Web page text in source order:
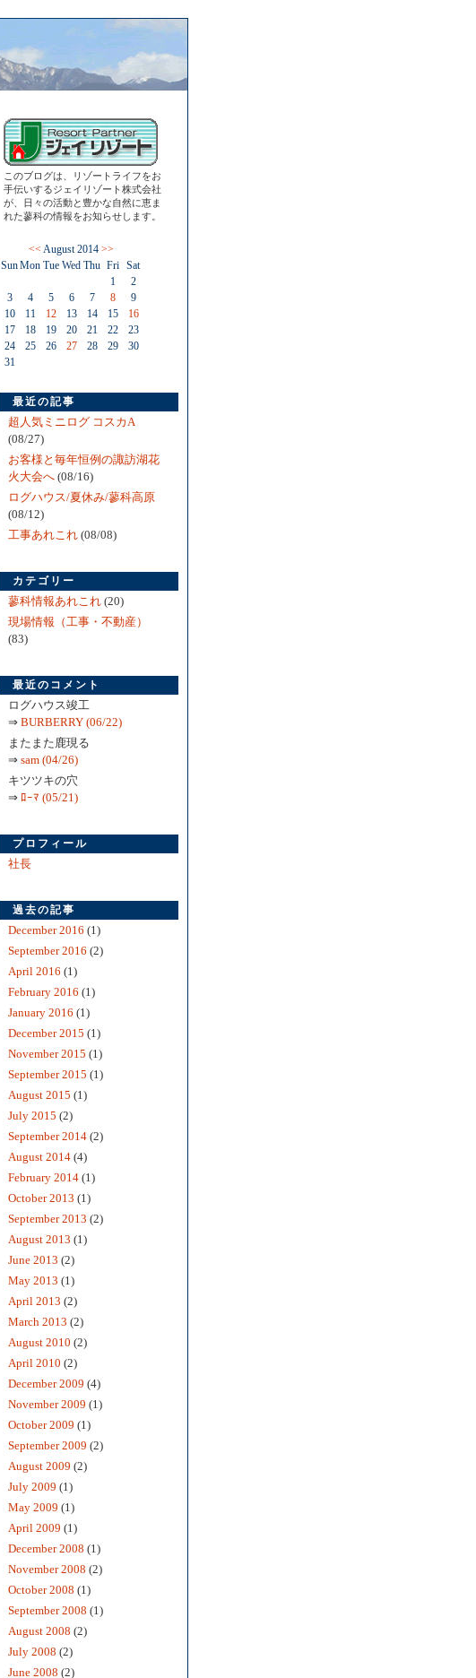
このブログは、リゾートライフをお
手伝いするジェイリゾート株式会社
が、日々の活動と豊かな自然に恵ま
れた蓼科の情報をお知らせします。
<<August 2014 >>
SunMon Tue Wed Thu Fri
Sat
1
2
3
4 5 6 7 8
9
10
11 12 13 14 15
16
17
18 19 20 21 22
23
24
25 26 27 28 29
30
31
最近の記事
超人気ミニログ コスカA
(08/27)
お客様と毎年恒例の諏訪湖花
火大会へ (08/16)
ログハウス/夏休み/蓼科高原
(08/12)
工事あれこれ (08/08)
カテゴリー
蓼科情報あれこれ (20)
現場情報（工事・不動産）
(83)
最近のコメント
ログハウス竣工
⇒ BURBERRY (06/22)
またまた鹿現る
⇒ sam (04/26)
キツツキの穴
⇒ ﾛｰﾏ (05/21)
プロフィール
社長
過去の記事
December 2016 (1)
September 2016 (2)
April 2016 (1)
February 2016 (1)
January 2016 (1)
December 2015 (1)
November 2015 (1)
September 2015 (1)
August 2015 (1)
July 2015 (2)
September 2014 (2)
August 2014 (4)
February 2014 (1)
October 2013 (1)
September 2013 (2)
August 2013 (1)
June 2013 (2)
May 2013 (1)
April 2013 (2)
March 2013 (2)
August 2010 (2)
April 2010 (2)
December 2009 (4)
November 2009 (1)
October 2009 (1)
September 2009 (2)
August 2009 (2)
July 2009 (1)
May 2009 (1)
April 2009 (1)
December 2008 (1)
November 2008 (2)
October 2008 (1)
September 2008 (1)
August 2008 (2)
July 2008 (2)
June 2008 (2)